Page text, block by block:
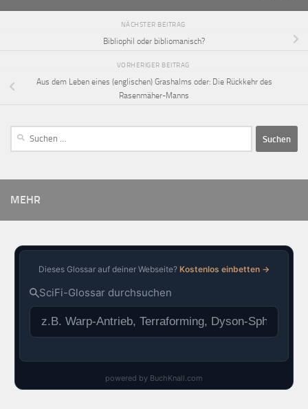
NÄCHSTER BEITRAG
Bibliophil oder bibliomanisch?
VORHERIGER BEITRAG
Aus dem Leben eines (englischen) Grashalms oder: Die Rückkehr des
Rasenmäher-Manns
MEHR